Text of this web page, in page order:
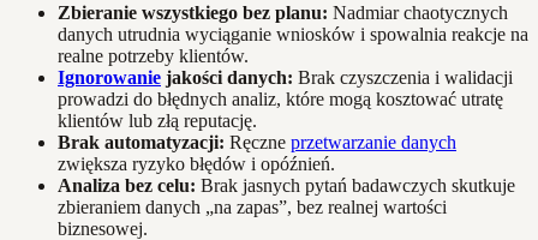
Zbieranie wszystkiego bez planu: Nadmiar chaotycznych
danych utrudnia wyciąganie wniosków i spowalnia reakcje na
realne potrzeby klientów.
Ignorowanie jakości danych: Brak czyszczenia i walidacji
prowadzi do błędnych analiz, które mogą kosztować utratę
klientów lub złą reputację.
Brak automatyzacji: Ręczne przetwarzanie danych
zwiększa ryzyko błędów i opóźnień.
Analiza bez celu: Brak jasnych pytań badawczych skutkuje
zbieraniem danych „na zapas”, bez realnej wartości
biznesowej.